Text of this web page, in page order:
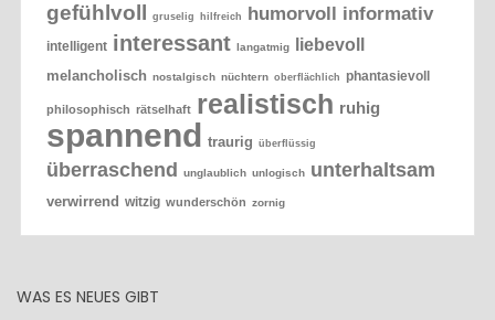
gefühlvoll gruselig hilfreich humorvoll informativ
intelligent interessant langatmig liebevoll
melancholisch nostalgisch nüchtern oberflächlich phantasievoll
philosophisch rätselhaft realistisch ruhig
spannend traurig überflüssig
überraschend unglaublich unlogisch unterhaltsam
verwirrend witzig wunderschön zornig
WAS ES NEUES GIBT